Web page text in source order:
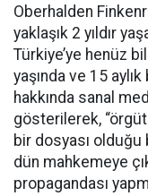
Oberhalden
yaklaşık 2 yıldır
Türkiye’ye henüz
yaşında ve 15
hakkında sanal
gösterilerek, “örgüt
bir dosyası
dün mahkemeye
propagandası